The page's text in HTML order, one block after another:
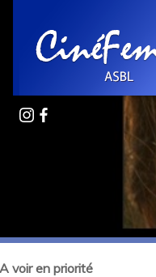
voir en priorité